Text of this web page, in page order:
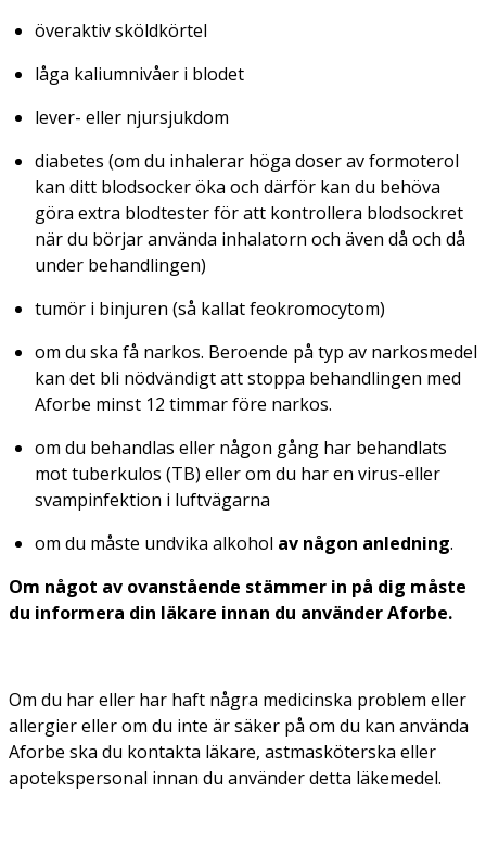
överaktiv sköldkörtel
låga kaliumnivåer i blodet
lever- eller njursjukdom
diabetes (om du inhalerar höga doser av formoterol
kan ditt blodsocker öka och därför kan du behöva
göra extra blodtester för att kontrollera blodsockret
när du börjar använda inhalatorn och även då och då
under behandlingen)
tumör i binjuren (så kallat feokromocytom)
om du ska få narkos. Beroende på typ av narkosmedel
kan det bli nödvändigt att stoppa behandlingen med
Aforbe minst 12 timmar före narkos.
om du behandlas eller någon gång har behandlats
mot tuberkulos (TB) eller om du har en virus-eller
svampinfektion i luftvägarna
om du måste undvika alkohol av någon anledning.
Om något av ovanstående stämmer in på dig måste
du informera din läkare innan du använder Aforbe.
Om du har eller har haft några medicinska problem eller
allergier eller om du inte är säker på om du kan använda
Aforbe ska du kontakta läkare, astmasköterska eller
apotekspersonal innan du använder detta läkemedel.